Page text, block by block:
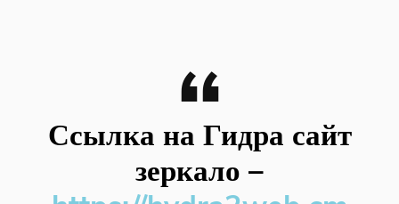
Ссылка на Гидра сайт
зеркало –